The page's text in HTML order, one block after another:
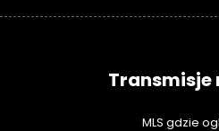
Transmisje
MLS gdzie